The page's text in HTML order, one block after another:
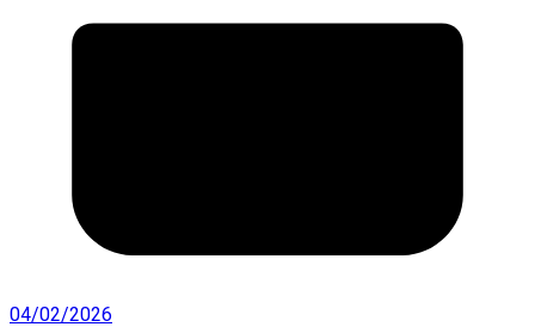
04/02/2026